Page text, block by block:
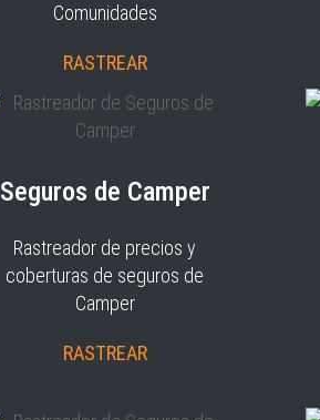
Comunidades
RASTREAR
Seguros de Camper
Rastreador de precios y
coberturas de seguros de
Camper
RASTREAR